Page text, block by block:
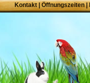
Kontakt Öffnungszeiten|